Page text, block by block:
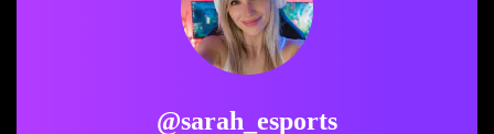
@sarah_esports